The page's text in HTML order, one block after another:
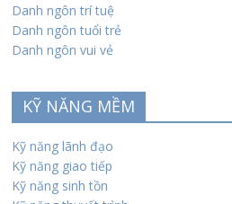
Danh ngôn trí tuệ
Danh ngôn tuổi trẻ
Danh ngôn vui vẻ
KỸ NĂNG MỀM
Kỹ năng lãnh đạo
Kỹ năng giao tiếp
Kỹ năng sinh tồn